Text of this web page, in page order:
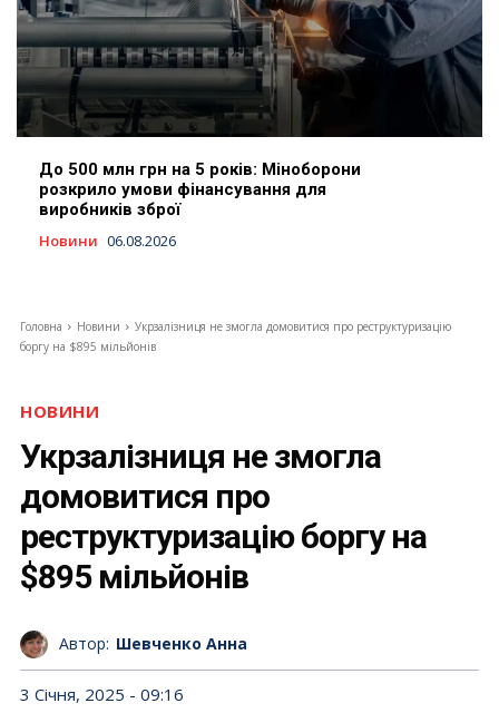
До 500 млн грн на 5 років: Міноборони
розкрило умови фінансування для
виробників зброї
Новини 06.08.2026